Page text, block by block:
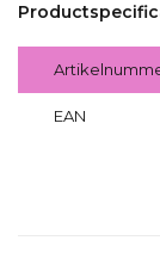
EAN